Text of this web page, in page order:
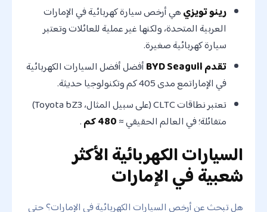
رينو تويزيهي أرخص سيارة كهربائية في الإمارات
العربية المتحدة، ولكنها غير عملية للعائلات وتعتبر
سيارة كهربائية صغيرة.
تقدم BYD Seagull
أفضل أفضل السيارات الكهربائية
في الإماراتمع مدى 405 كم وتكنولوجيا حديثة.
تعتبر نطاقات CLTC (على سبيل المثال، Toyota bZ3)
متفائلة؛ في العالم الحقيقي ≈480 كم .
السيارات الكهربائية الأكثر
شعبية في الإمارات
هل تبحث عن أرخص السيارات الكهربائية في الإمارات؟ حتى